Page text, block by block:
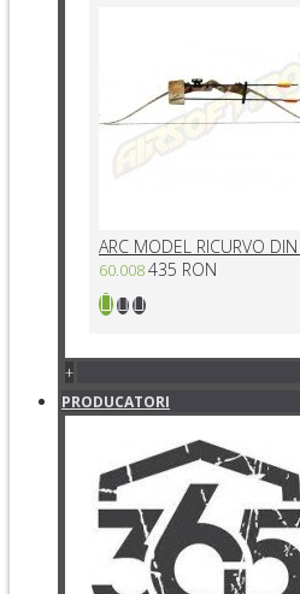
ARC MODEL RICURVO
60.008435 RON
+
PRODUCATORI